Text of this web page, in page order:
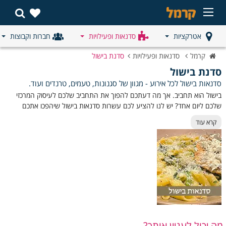
אטרקציות סדנאות ופעילויות חברות וקבוצות
קרמל סדנאות ופעילויות סדנת בישול
סדנת בישול
סדנאות בישול לכל אירוע - מגוון של סגנונות, טעמים, טרנדים ועוד.
בישול הוא תחביב. אך מה דעתכם להפוך את התחביב שלכם לעיסוק המרכזי
שלכם ליום אחד? יש לנו להציע לכם עשרות סדנאות בישול שיהפכו אתכם
או יום הולדת שוקולד או אפילו סדנת בצק סוכר תנו לעזור לכם להפוך להיות
שפים אמיתיים ליום אחד. כאן תמצאו מבחר סדנאות בישול מומלצות שקיבצנו
עבורכם עם כל המידע על כל סדנה. זכרו! סדנת בישול - חוויה טעימה במיוחד,
אז אל תוותרו עליה.
סוג
הסדנה-
קרא עוד